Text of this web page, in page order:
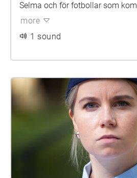
Selma och för fotbollar som
more
1 sound